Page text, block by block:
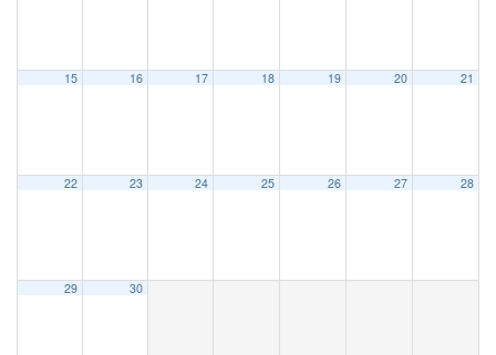
15 16 17 18 19 20 21
22 23 24 25 26 27 28
29 30